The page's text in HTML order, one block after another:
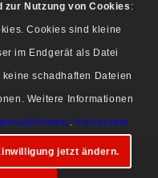
vorbehalten.
zur Nutzung von Cookies :
Cookies sind kleine
im Endgerät als Datei
schadhaften Dateien
Weitere Informationen
. Impressum
jetzt ändern.